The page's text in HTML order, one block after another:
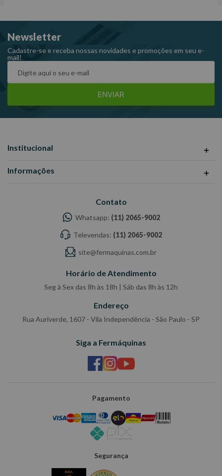
Newsletter
Cadastre-se e receba nossas novidades e promoções em seu e-
mail!
ENVIAR
Institucional
Informações
Contato
Whatsapp: (11) 2065-9002
Televendas: (11) 2065-9002
site@fermaquinas.com.br
Horário de Atendimento
Seg à Sex das 8h às 18h | Sáb das 8h às 12h
Endereço
Rua Auriverde, 1607 - Vila Independência - São Paulo - SP
Siga a Fermáquinas
Pagamento
Segurança